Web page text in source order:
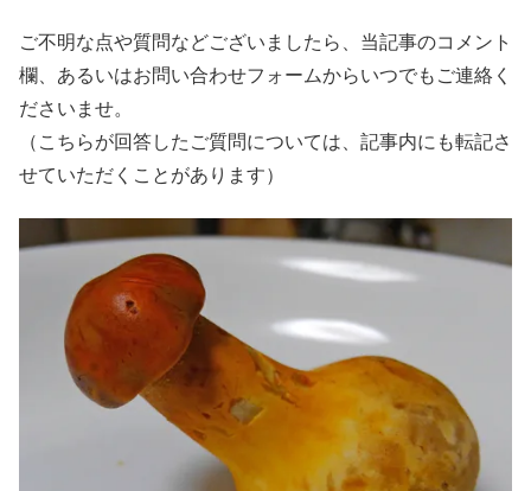
ご不明な点や質問などございましたら、当記事のコメント
欄、あるいはお問い合わせフォームからいつでもご連絡く
ださいませ。
（こちらが回答したご質問については、記事内にも転記さ
せていただくことがあります）